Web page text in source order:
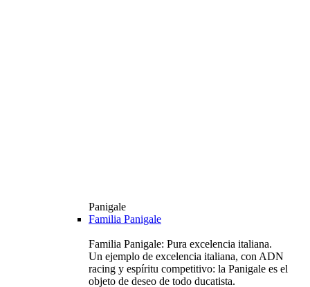
Panigale
Familia Panigale
Familia Panigale: Pura excelencia italiana.
Un ejemplo de excelencia italiana, con ADN
racing y espíritu competitivo: la Panigale es el
objeto de deseo de todo ducatista.